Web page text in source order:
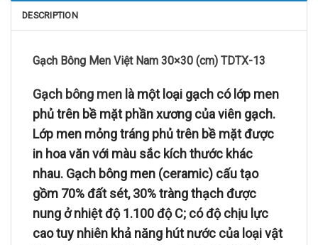
DESCRIPTION
Gạch Bông Men Việt Nam 30×30 (cm) TDTX-13
Gạch bông men là một loại gạch có lớp men
phủ trên bề mặt phần xương của viên gạch.
Lớp men mỏng tráng phủ trên bề mặt được
in hoa văn với màu sắc kích thước khác
nhau. Gạch bông men (ceramic) cấu tạo
gồm 70% đất sét, 30% tràng thạch được
nung ở nhiệt độ 1.100 độ C; có độ chịu lực
cao tuy nhiên khả năng hút nước của loại vật